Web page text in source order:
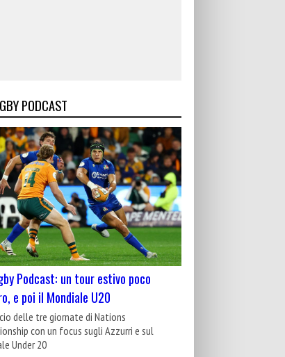
PODCAST
Podcast: un tour estivo poco
e poi il Mondiale U20
delle tre giornate di Nations
con un focus sugli Azzurri e sul
Under 20